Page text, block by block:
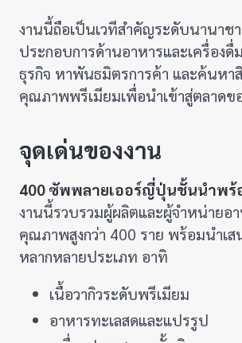
งานนี้ถือเป็นเวทีสำคัญระดับนานาช
ประกอบการด้านอาหารและเครื่องดื่
ธุรกิจ หาพันธมิตรการค้า และค้นห
คุณภาพพรีเมียมเพื่อนำเข้าสู่ตลาดข
จุดเด่นของงาน
400 ซัพพลายเออร์ญี่ปุ่นชั้นนำพร้
งานนี้รวบรวมผู้ผลิตและผู้จำหน่ายอ
คุณภาพสูงกว่า 400 ราย พร้อมนำเ
หลากหลายประเภท อาทิ
เนื้อวากิวระดับพรีเมียม
อาหารทะเลสดและแปรรูป